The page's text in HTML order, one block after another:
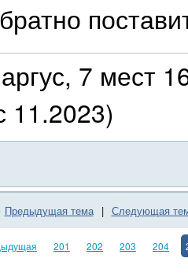
7 мест
11.2023)
Предыдущая тема | Следующая
201 202 203 204